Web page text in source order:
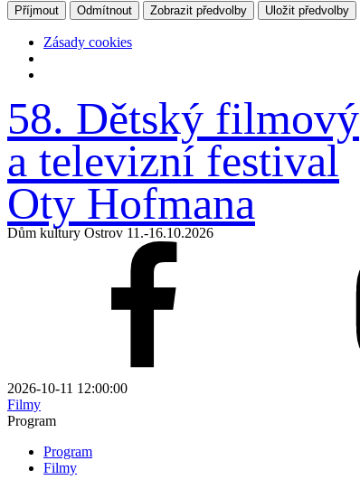
Příjmout Odmítnout Zobrazit předvolby Uložit předvolby
Zásady cookies
58. Dětský filmový
a televizní festival
Oty Hofmana
Dům kultury Ostrov 11.-16.10.2026
2026-10-11 12:00:00
Filmy
Program
Program
Filmy